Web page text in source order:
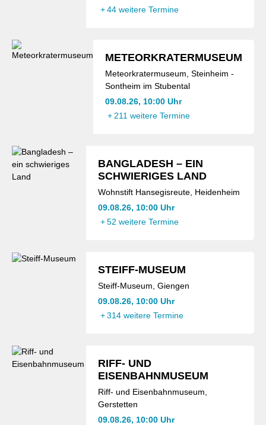
+ 44 weitere Termine
METEORKRATERMUSEUM
Meteorkratermuseum, Steinheim -
Sontheim im Stubental
09.08.26, 10:00 Uhr
+ 211 weitere Termine
BANGLADESH – EIN
SCHWIERIGES LAND
Wohnstift Hansegisreute, Heidenheim
09.08.26, 10:00 Uhr
+ 52 weitere Termine
STEIFF-MUSEUM
Steiff-Museum, Giengen
09.08.26, 10:00 Uhr
+ 314 weitere Termine
RIFF- UND
EISENBAHNMUSEUM
Riff- und Eisenbahnmuseum,
Gerstetten
09.08.26, 10:00 Uhr